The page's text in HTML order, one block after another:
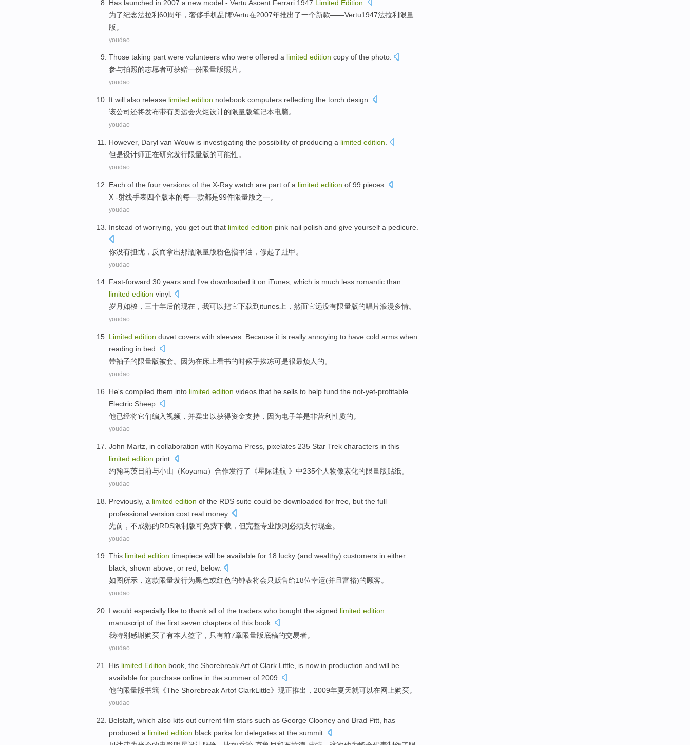
Has launched in 2007 a new model - Vertu Ascent Ferrari 1947 Limited Edition
为了纪念法拉利60周年，奢侈手机品牌Vertu在2007年推出了一个新款——Vertu1947法拉利限量
版。
youdao
Those taking part were volunteers who were offered a limited edition copy of the photo.
参与拍照的志愿者可获赠一份限量版照片。
youdao
It will also release limited edition notebook computers reflecting the torch design
该公司还将发布带有奥运会火炬设计的限量版笔记本电脑。
youdao
However, Daryl van Wouw is investigating the possibility of producing a limited edition
但是设计师正在研究发行限量版的可能性。
youdao
Each of the four versions of the X-Ray watch are part of a limited edition of 99 pieces
X -射线手表四个版本的每一款都是99件限量版之一。
youdao
Instead of worrying you get out that limited edition pink nail polish and give yourself a pedicure
你没有担忧 ， 反而拿出那瓶限量版粉色指甲油 ， 修起了趾甲。
youdao
Fast-forward 30 years and I've downloaded it on iTunes, which is much less romantic than
limited edition vinyl.
岁月如梭 ， 三十年后的现在， 我可以把它下载到 itunes上，然而它远没有限量版的唱片浪漫多情。
youdao
Limited edition duvet covers with sleeves Because it is really annoying to have cold arms when
reading in bed
带袖子的限量版被套。 因为在床上看书的时候手挨冻可是很最烦人 的。
youdao
He's compiled them into limited edition videos that he sells to help fund the not-yet-profitable
Electric Sheep
他已经将它们编入视频 ，并卖出 以获得资金支持， 因为电子羊是非营利性质的。
youdao
John Martz, in collaboration with Koyama Press, pixelates 235 Star Trek characters in this
limited edition print.
约翰马茨日前与小山（Koyama） 合作发行了《星际迷航 》 中235个 人物像素化的限量版贴纸。
youdao
Previously, a limited edition of the RDS suite could be downloaded for free but the full
professional version cost real money.
先前 ，不成熟的RDS限制版可免费下载 ， 但完整专业版则必须支付现金。
youdao
This limited edition timepiece will be available for 18 lucky (and wealthy) customers in either
black, shown above, or red, below.
如图所示 ， 这款限量发行为黑色或红色的钟表将会只贩售给18位幸运(并且 富裕)的顾客。
youdao
I would especially like to thank all of the traders who bought the signed limited edition
manuscript of the first seven chapters of this book.
我特别 感谢购买了有本人签字 ，只有前7章限量版底稿的交易者。
youdao
His limited Edition book, the ShorebreakArt of Clark Little is now in production and will be
available for purchase online in the summer of 2009.
他的限量版书籍《The Shorebreak Artof ClarkLittle》 现正推出，2009年夏天就可以在网上购买。
youdao
Belstaff , which also kits out current film stars such as George Clooney and Brad Pitt , has
produced a limited edition black parka for delegates at the summit